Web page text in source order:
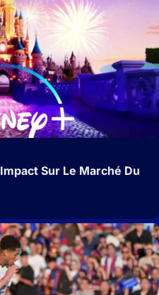
Sur Le Marché Du